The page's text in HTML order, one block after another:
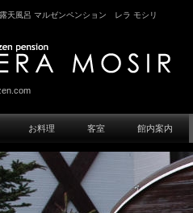
天風呂 マルゼンペンション レラ モシリ
お料理 客室 館内案内